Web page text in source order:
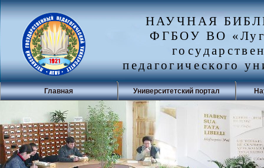
НАУЧНАЯ
ФГБОУ ВО
педагогического
Главная Университетский портал